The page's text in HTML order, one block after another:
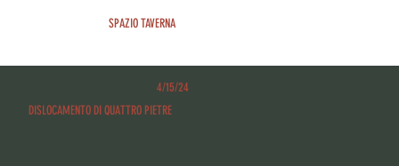
SPAZIO TAVERNA
DISLOCAMENTO DI QUATTRO PIETRE
4/15/24